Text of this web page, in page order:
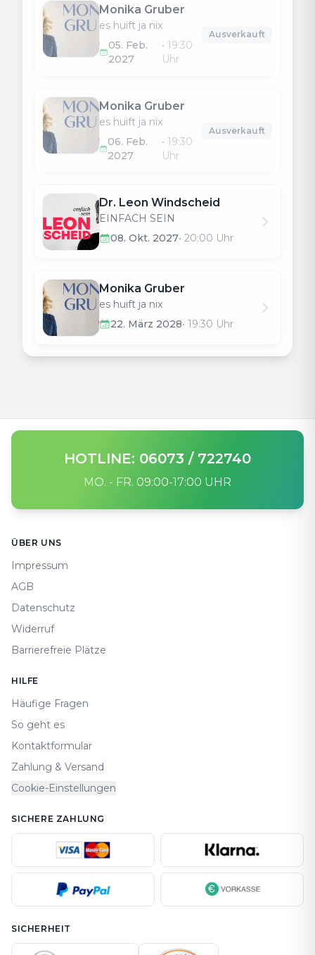
Monika Gruber
es huift ja nix
05. Feb.
2027
• 19:30
Uhr
Ausverkauft
Monika Gruber
es huift ja nix
06. Feb.
2027
• 19:30
Uhr
Ausverkauft
Dr. Leon Windscheid
EINFACH SEIN
08. Okt. 2027• 20:00 Uhr
Monika Gruber
es huift ja nix
22. März 2028• 19:30 Uhr
HOTLINE: 06073 / 722740
MO. - FR. 09:00-17:00 UHR
ÜBER UNS
Impressum
AGB
Datenschutz
Widerruf
Barrierefreie Plätze
HILFE
Häufige Fragen
So geht es
Kontaktformular
Zahlung & Versand
Cookie-Einstellungen
SICHERE ZAHLUNG
SICHERHEIT